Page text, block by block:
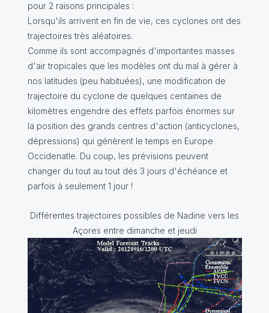
pour 2 raisons principales :
Lorsqu'ils arrivent en fin de vie, ces cyclones ont des
trajectoires très aléatoires.
Comme ils sont accompagnés d'importantes masses
d'air tropicales que les modèles ont du mal à gérer à
nos latitudes (peu habituées), une modification de
trajectoire du cyclone de quelques centaines de
kilomètres engendre des effets parfois énormes sur
la position des grands centres d'action (anticyclones,
dépressions) qui génèrent le temps en Europe
Occidenatle. Du coup, les prévisions peuvent
changer du tout au tout dés 3 jours d'échéance et
parfois à seulement 1 jour !
Différentes trajectoires possibles de Nadine vers les
Açores entre dimanche et jeudi